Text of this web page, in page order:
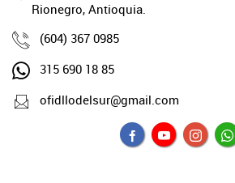
Rionegro, Antioquia.
(604) 367 0985
315 690 18 85
ofidllodelsur@gmail.com